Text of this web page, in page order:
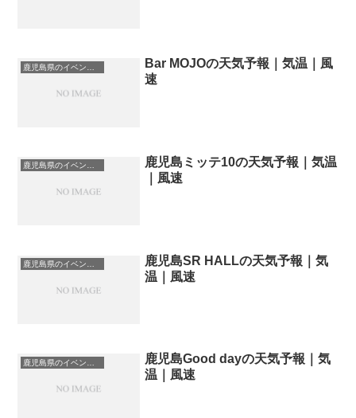
Bar MOJOの天気予報｜気温｜風
速
鹿児島県のイベント会場一覧
鹿児島ミッテ10の天気予報｜気温
｜風速
鹿児島SR HALLの天気予報｜気
温｜風速
鹿児島Good dayの天気予報｜気
温｜風速